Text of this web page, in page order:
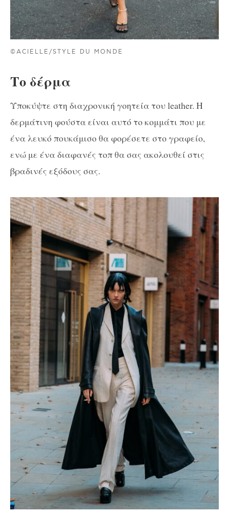
©ACIELLE/STYLE DU MONDE
Το δέρμα
Υποκύψτε στη διαχρονική γοητεία του leather. H
δερμάτινη φούστα είναι αυτό το κομμάτι που με
ένα λευκό πουκάμισο θα φορέσετε στο γραφείο,
ενώ με ένα διαφανές τοπ θα σας ακολουθεί στις
βραδινές εξόδους σας.